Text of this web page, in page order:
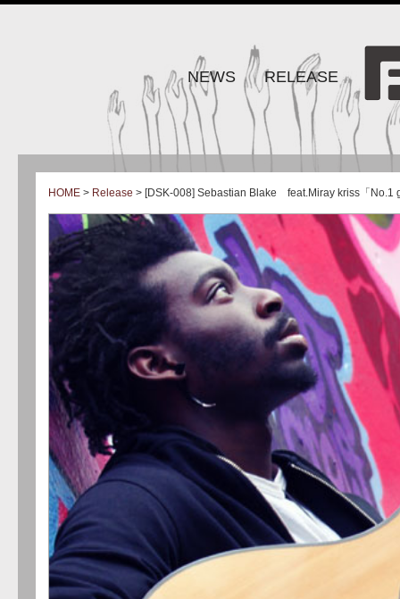
NEWS RELEASE
HOME > Release > [DSK-008] Sebastian Blake feat.Miray kriss「No.1